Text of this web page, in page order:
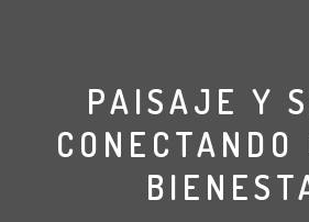
PAISAJE Y
CONECTANDO